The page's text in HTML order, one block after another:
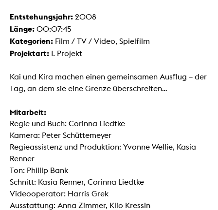
Entstehungsjahr: 2008
Länge: 00:07:45
Kategorien: Film / TV / Video, Spielfilm
Projektart: 1. Projekt
Kai und Kira machen einen gemeinsamen Ausflug – der
Tag, an dem sie eine Grenze überschreiten...
Mitarbeit:
Regie und Buch: Corinna Liedtke
Kamera: Peter Schüttemeyer
Regieassistenz und Produktion: Yvonne Wellie, Kasia
Renner
Ton: Phillip Bank
Schnitt: Kasia Renner, Corinna Liedtke
Videooperator: Harris Grek
Ausstattung: Anna Zimmer, Klio Kressin